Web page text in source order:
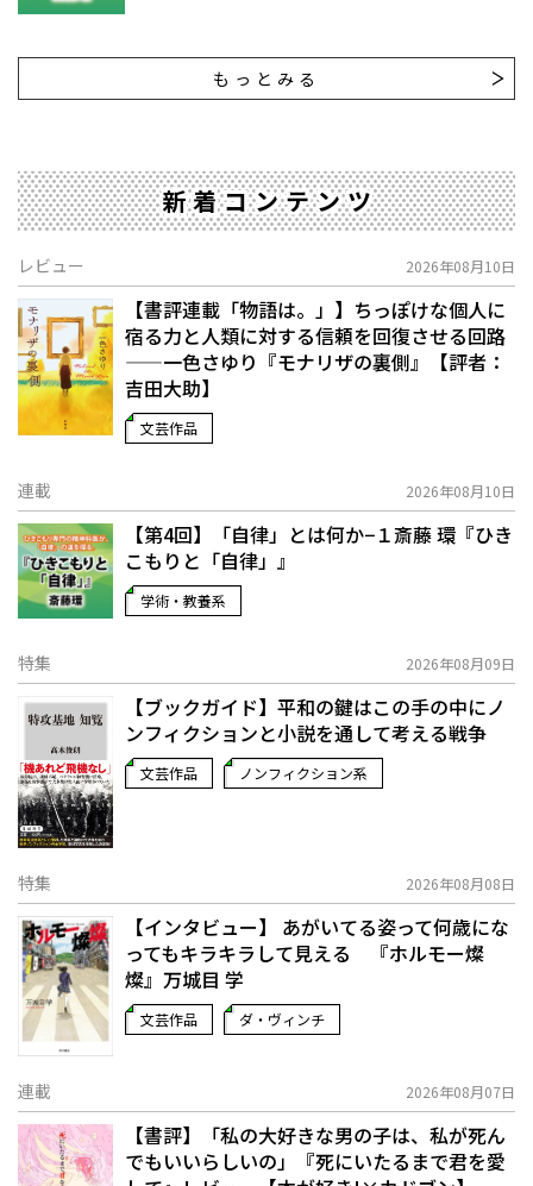
もっとみる
新着コンテンツ
レビュー 2026年08月10日
【書評連載「物語は。」】ちっぽけな個人に
宿る力と人類に対する信頼を回復させる回路
——一色さゆり『モナリザの裏側』【評者：
吉田大助】
文芸作品
連載 2026年08月10日
【第4回】「自律」とは何か−１――斎藤 環『ひき
こもりと「自律」』
学術・教養系
特集 2026年08月09日
【ブックガイド】平和の鍵はこの手の中に――ノ
ンフィクションと小説を通して考える戦争
文芸作品 ノンフィクション系
特集 2026年08月08日
【インタビュー】 あがいてる姿って何歳にな
ってもキラキラして見える 『ホルモー燦
燦』万城目 学
文芸作品 ダ・ヴィンチ
連載 2026年08月07日
【書評】「私の大好きな男の子は、私が死ん
でもいいらしいの」――『死にいたるまで君を愛